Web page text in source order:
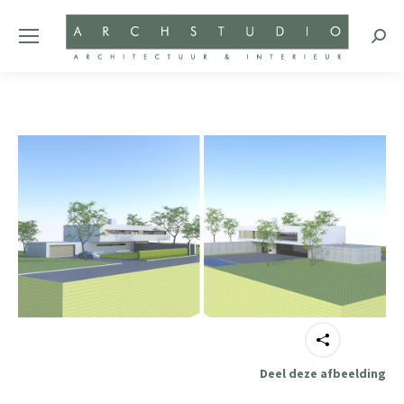
Deel deze afbeelding